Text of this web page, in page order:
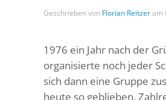
Geschrieben von Florian Reitzeram
1976 ein Jahr nach der
organisierte noch jeder
sich dann eine Gruppe
heute so geblieben.